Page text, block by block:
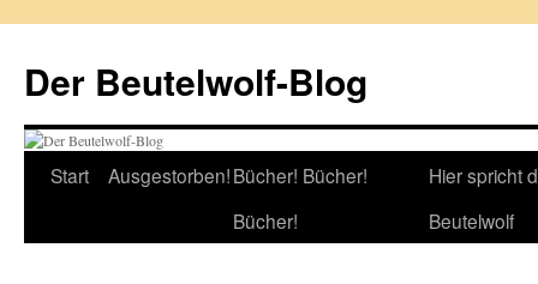
springen
Der Beutelwolf-Blog
Start Ausgestorben!Bücher! Bücher!
Bücher!
Hier spricht
Beutelwolf